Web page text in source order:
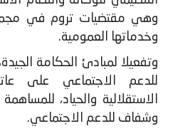
وهي مقتضيات تروم في
وخدماتها العمومية.
وتفعيلا لمبادئ الحكامة
للدعم الاجتماعي على
الاستقلالية والحياد،
وشفاف للدعم الاجتماعي.